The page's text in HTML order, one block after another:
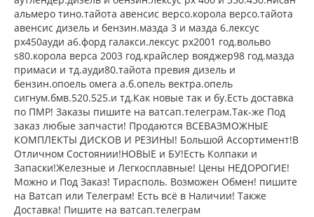
альмеро тино.тайота авенсис версо.корола версо.тайота
авенсис дизель и бензин.мазда 3 и мазда 6.лексус
рх450ауди а6.форд галакси.лексус рх2001 год.вольво
s80.корола верса 2003 год.крайслер вояджер98 год.мазда
примаси и тд.ауди80.тайота превия дизель и
бензин.опоель омега а.б.опель вектра.опель
сигнум.бмв.520.525.и тд.Как новые так и бу.Есть доставка
по ПМР! Заказы пишите на ватсап.телеграм.Так-же Под
заказ любые запчасти! Продаются ВСЕВАЗМОЖНЫЕ
КОМПЛЕКТЫ ДИСКОВ И РЕЗИНЫ! Большой Ассортимент!В
Отличном Состоянии!НОВЫЕ и БУ!Есть Колпаки и
Запаски!Железные и Легкосплавные! Цены НЕДОРОГИЕ!
Можно и Под Заказ! Тирасполь. Возможен Обмен! пишите
на Ватсап или Телеграм! Есть всё в Наличии! Также
Доставка! Пишите на ватсап.телеграм